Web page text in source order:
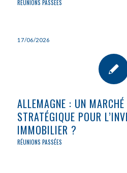
RÉUNIONS PASSÉES
17/06/2026
ALLEMAGNE : UN
STRATÉGIQUE POUR
IMMOBILIER ?
RÉUNIONS PASSÉES